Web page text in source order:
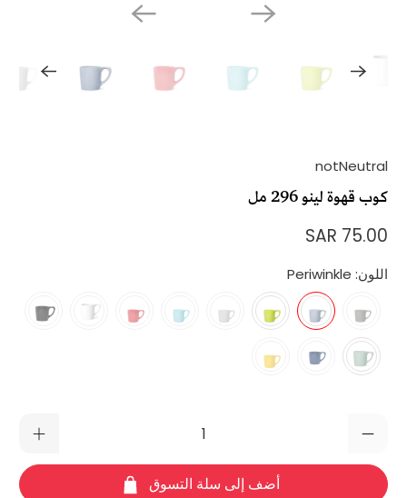
notNeutral
كوب قهوة لينو 296 مل
75.00 SAR
اللون:Periwinkle
أضف إلى سلة التسوق